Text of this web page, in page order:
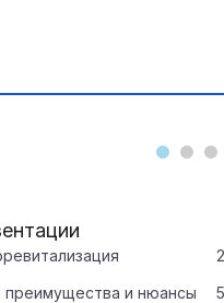
преимущества и нюансы